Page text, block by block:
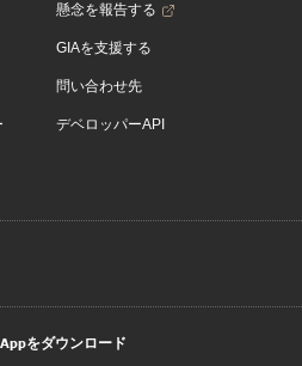
懸念を報告する
GIAを支援する
問い合わせ先
デベロッパーAPI
をダウンロード